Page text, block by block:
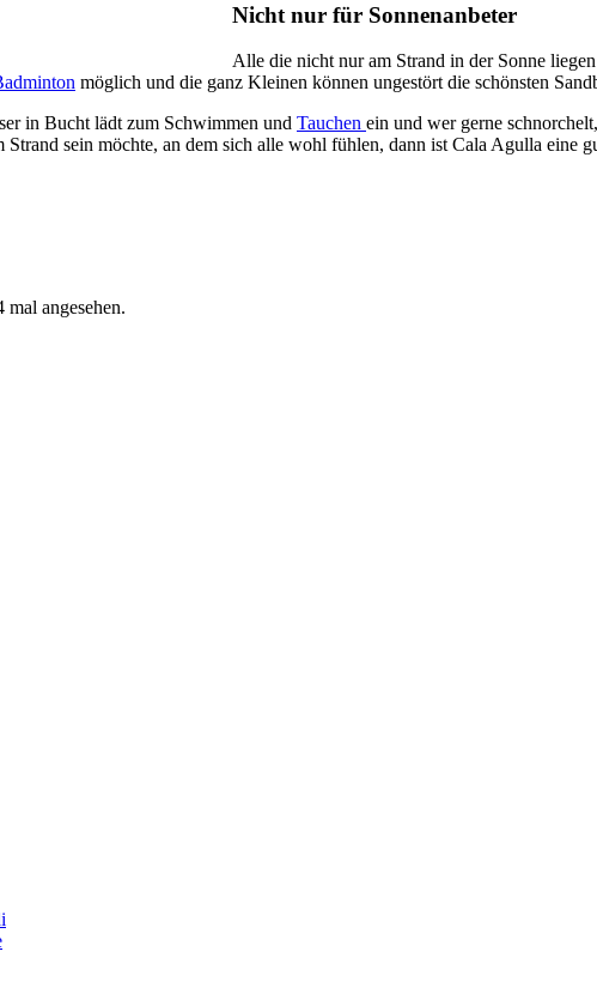
Nicht nur für Sonnenanbeter
Alle die nicht nur am Strand in der Sonne
möglich und die ganz Kleinen können ungestört die schönsten
in Bucht lädt zum Schwimmen und Tauchen ein und wer gerne
sein möchte, an dem sich alle wohl fühlen, dann ist Cala Agulla eine
angesehen.